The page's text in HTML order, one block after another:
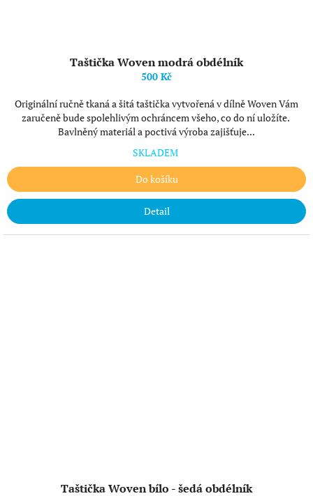
Taštička Woven modrá obdélník
500 Kč
Originální ručně tkaná a šitá taštička vytvořená v dílně Woven Vám
zaručeně bude spolehlivým ochráncem všeho, co do ní uložíte.
Bavlněný materiál a poctivá výroba zajišťuje...
SKLADEM
Do košíku
Detail
Taštička Woven bílo - šedá obdélník